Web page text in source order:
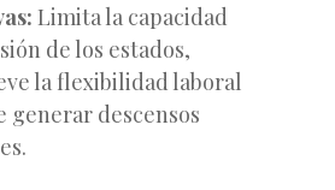
Limita la capacidad
de los estados,
la flexibilidad laboral
generar descensos